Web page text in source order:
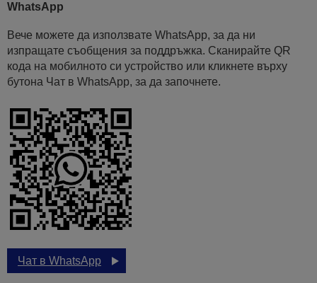
WhatsApp
Вече можете да използвате WhatsApp, за да ни
изпращате съобщения за поддръжка. Сканирайте QR
кода на мобилното си устройство или кликнете върху
бутона Чат в WhatsApp, за да започнете.
Чат в WhatsApp